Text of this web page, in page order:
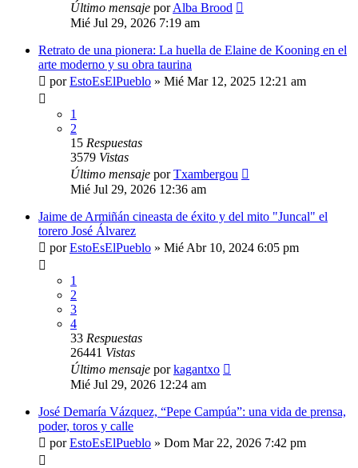
Último mensaje porAlba Brood
Mié Jul 29, 2026 7:19 am
Retrato de una pionera: La huella de Elaine de Kooning en el
arte moderno y su obra taurina
porEstoEsElPueblo » Mié Mar 12, 2025 12:21 am
1
2
15 Respuestas
3579 Vistas
Último mensaje porTxambergou
Mié Jul 29, 2026 12:36 am
Jaime de Armiñán cineasta de éxito y del mito "Juncal" el
torero José Álvarez
porEstoEsElPueblo » Mié Abr 10, 2024 6:05 pm
1
2
3
4
33 Respuestas
26441 Vistas
Último mensaje porkagantxo
Mié Jul 29, 2026 12:24 am
José Demaría Vázquez, “Pepe Campúa”: una vida de prensa,
poder, toros y calle
porEstoEsElPueblo » Dom Mar 22, 2026 7:42 pm